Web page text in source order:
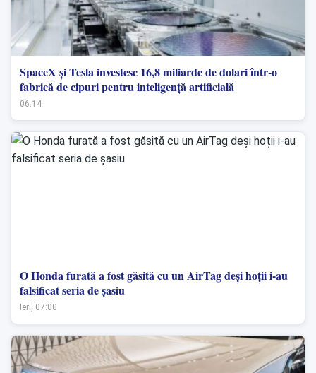
SpaceX și Tesla investesc 16,8 miliarde de dolari într-o
fabrică de cipuri pentru inteligență artificială
06:14
O Honda furată a fost găsită cu un AirTag deși hoții i-au
falsificat seria de șasiu
Ieri, 07:00